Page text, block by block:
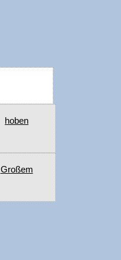
hoben
Großem